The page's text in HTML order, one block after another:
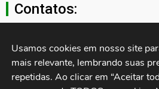
Contatos:
11 3874-
Usamos cookies em nosso site
mais relevante, lembrando suas
repetidas. Ao clicar em “Aceitar